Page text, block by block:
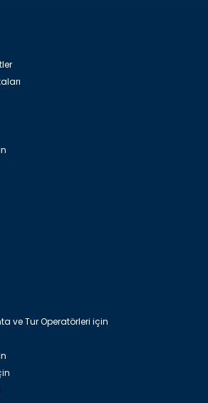
Havaalanına Nasıl Gidilir
ve Tur Operatörleri için